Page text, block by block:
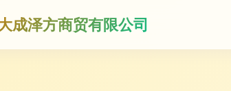
成泽方商贸有限公司